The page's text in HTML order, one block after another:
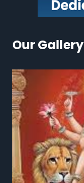
Our Gallery